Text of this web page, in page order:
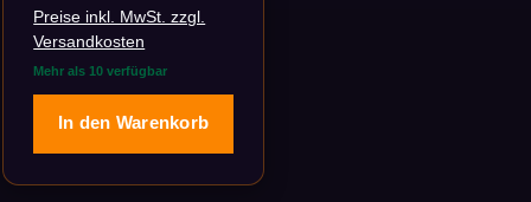
Preise inkl. MwSt. zzgl.
Versandkosten
Mehr als 10 verfügbar
In den Warenkorb